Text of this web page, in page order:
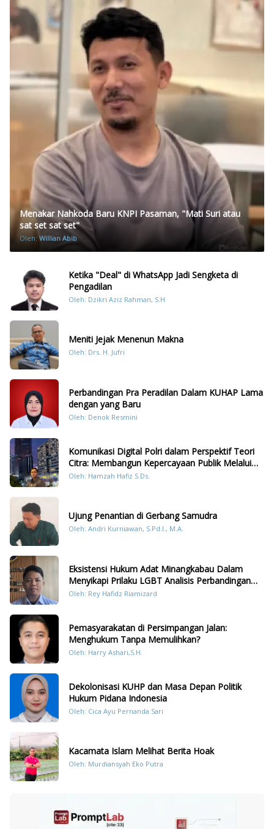
Menakar Nahkoda Baru KNPI Pasaman, "Mati Suri atau
sat set sat set"
Oleh:Willian Abib
Ketika "Deal" di WhatsApp Jadi Sengketa di
Pengadilan
Oleh: Dzikri Aziz Rahman, S.H
Meniti Jejak Menenun Makna
Oleh: Drs. H. Jufri
Perbandingan Pra Peradilan Dalam KUHAP Lama
dengan yang Baru
Oleh: Denok Resmini
Komunikasi Digital Polri dalam Perspektif Teori
Citra: Membangun Kepercayaan Publik Melalui
Konten Humanis Kesiapsiagaan Bencana di
Oleh: Hamzah Hafiz S.Ds.
Ujung Penantian di Gerbang Samudra
Oleh: Andri Kurniawan, S.Pd.I., M.A.
Eksistensi Hukum Adat Minangkabau Dalam
Menyikapi Prilaku LGBT Analisis Perbandingan
Dengan Hukum Pidana
Oleh: Rey Hafidz Riamizard
Pemasyarakatan di Persimpangan Jalan:
Menghukum Tanpa Memulihkan?
Oleh: Harry Ashari,S.H.
Dekolonisasi KUHP dan Masa Depan Politik
Hukum Pidana Indonesia
Oleh: Cica Ayu Pernanda Sari
Kacamata Islam Melihat Berita Hoak
Oleh: Murdiansyah Eko Putra